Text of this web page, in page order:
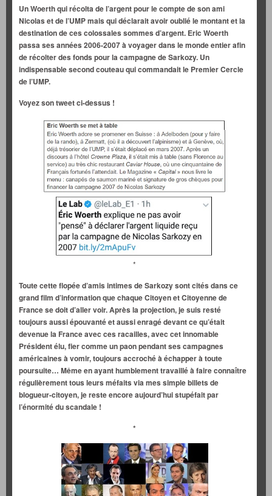
Un Woerth qui récolta de l’argent pour le compte de son ami
Nicolas et de l’UMP mais qui déclarait avoir oublié le montant et la
destinationde ces colossales sommes d’argent. Eric Woerth
passa ses années 2006-2007 à voyager dans le monde entier afin
de récolter des fonds pour la campagne de Sarkozy. Un
indispensable second couteau qui commandait le Premier Cercle
de l’UMP.
Voyez son tweet ci-dessus !
*
Toute cette flopée d’amis intimes de Sarkozy sont cités dans ce
grand film d’information que chaque Citoyen et Citoyenne de
France se doit d’aller voir. Après la projection, je suis resté
toujours aussi épouvanté et aussi enragé devant ce qu’était
devenue la France avec ces racailles, avec cet innomable
Président élu, fier comme un paon pendant ses campagnes
américaines à vomir, toujours accroché à échapper à toute
poursuite… Même en ayant humblement travaillé à faire connaître
régulièrement tous leurs méfaits via mes simple billets de
blogueur-citoyen, je reste encore aujourd’hui stupéfait par
l’énormité du scandale !
*